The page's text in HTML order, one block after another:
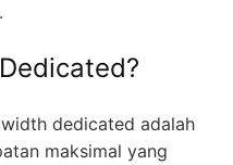
dedicated adalah
maksimal yang